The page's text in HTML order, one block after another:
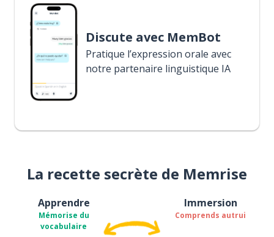
Discute avec MemBot
Pratique l’expression orale avec
notre partenaire linguistique IA
La recette secrète de Memrise
Apprendre
Mémorise du
vocabulaire
Immersion
Comprends autrui